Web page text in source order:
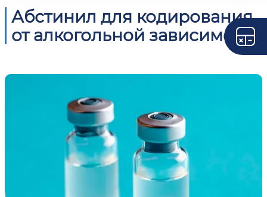
Абстинил для кодирования
от алкогольной зависимости